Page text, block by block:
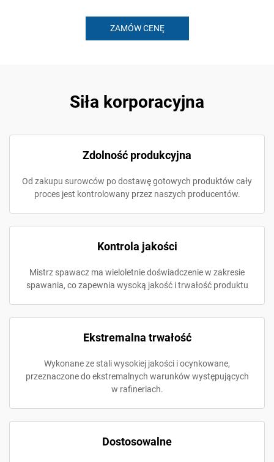
ZAMÓW CENĘ
Siła korporacyjna
Zdolność produkcyjna
Od zakupu surowców po dostawę gotowych produktów cały
proces jest kontrolowany przez naszych producentów.
Kontrola jakości
Mistrz spawacz ma wieloletnie doświadczenie w zakresie
spawania, co zapewnia wysoką jakość i trwałość produktu
Ekstremalna trwałość
Wykonane ze stali wysokiej jakości i ocynkowane,
przeznaczone do ekstremalnych warunków występujących
w rafineriach.
Dostosowalne